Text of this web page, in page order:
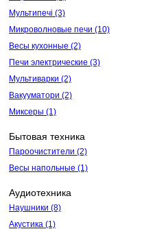
Мультипечі (3)
Микроволновые печи (10)
Весы кухонные (2)
Печи электрические (3)
Мультиварки (2)
Вакууматори (2)
Миксеры (1)
Бытовая техника
Пароочистители (2)
Весы напольные (1)
Аудиотехника
Наушники (8)
Акустика (1)